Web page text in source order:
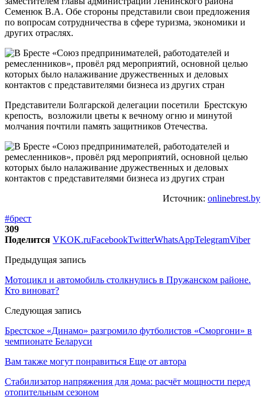
Семенюк В.А. Обе стороны представили свои предложения
по вопросам сотрудничества в сфере туризма, экономики и
других отраслях.
Представители Болгарской делегации посетили Брестскую
крепость, возложили цветы к вечному огню и минутой
молчания почтили память защитников Отечества.
Источник: onlinebrest.by
#брест
309
Поделится VKOK.ruFacebookTwitterWhatsAppTelegramViber
Предыдущая запись
Мотоцикл и автомобиль столкнулись в Пружанском районе.
Кто виноват?
Следующая запись
Брестское «Динамо» разгромило футболистов «Сморгони» в
чемпионате Беларуси
Вам также могут понравиться Еще от автора
Стабилизатор напряжения для дома: расчёт мощности перед
отопительным сезоном